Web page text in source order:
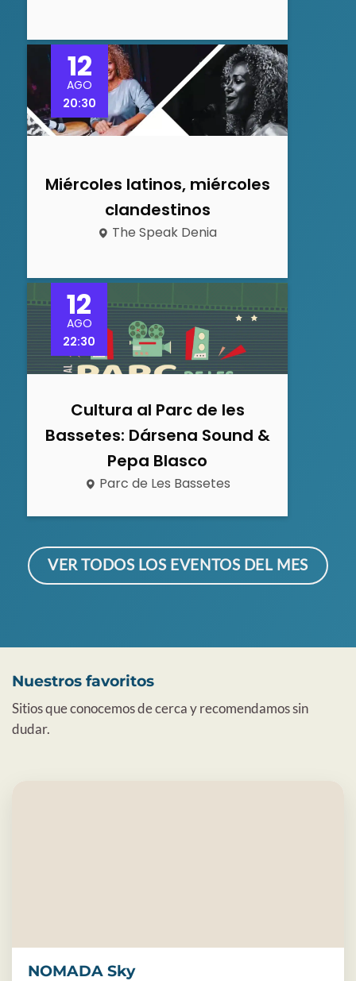
12
AGO
20:30
Miércoles latinos, miércoles
clandestinos
The Speak Denia
12
AGO
22:30
Cultura al Parc de les
Bassetes: Dársena Sound &
Pepa Blasco
Parc de Les Bassetes
VER TODOS LOS EVENTOS DEL MES
Nuestros favoritos
Sitios que conocemos de cerca y recomendamos sin
dudar.
NOMADA Sky